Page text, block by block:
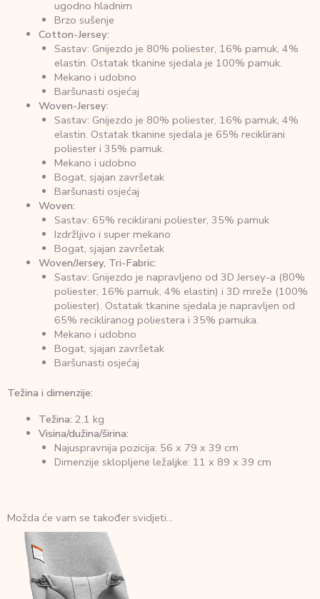
ugodno hladnim
Brzo sušenje
Cotton-Jersey:
Sastav: Gnijezdo je 80% poliester, 16% pamuk, 4%
elastin. Ostatak tkanine sjedala je 100% pamuk.
Mekano i udobno
Baršunasti osjećaj
Woven-Jersey:
Sastav: Gnijezdo je 80% poliester, 16% pamuk, 4%
elastin. Ostatak tkanine sjedala je 65% reciklirani
poliester i 35% pamuk.
Mekano i udobno
Bogat, sjajan završetak
Baršunasti osjećaj
Woven:
Sastav: 65% reciklirani poliester, 35% pamuk
Izdržljivo i super mekano
Bogat, sjajan završetak
Woven/Jersey, Tri-Fabric:
Sastav: Gnijezdo je napravljeno od 3D Jersey-a (80%
poliester, 16% pamuk, 4% elastin) i 3D mreže (100%
poliester). Ostatak tkanine sjedala je napravljen od
65% recikliranog poliestera i 35% pamuka.
Mekano i udobno
Bogat, sjajan završetak
Baršunasti osjećaj
Težina i dimenzije:
Težina: 2.1 kg
Visina/dužina/širina:
Najuspravnija pozicija: 56 x 79 x 39 cm
Dimenzije sklopljene ležaljke: 11 x 89 x 39 cm
Možda će vam se također svidjeti…